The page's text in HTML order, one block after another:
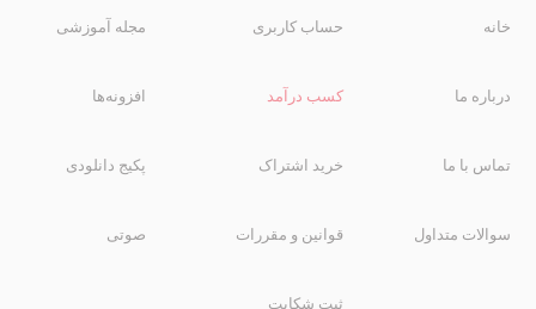
خانه
درباره ما
تماس با ما
سوالات متداول
حساب کاربری
کسب درآمد
خرید اشتراک
قوانین و مقررات
ثبت شکایت
مجله آموزشی
افزونه‌ها
پکیج دانلودی
صوتی